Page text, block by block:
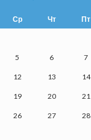
Ср Чт Пт
5 6 7
12 13 14
19 20 21
26 27 28